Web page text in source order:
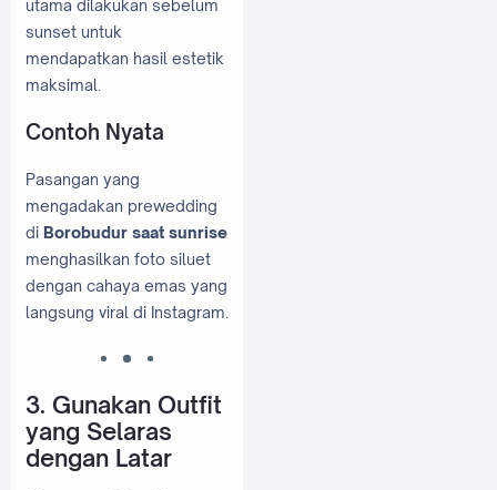
utama dilakukan sebelum
sunset untuk
mendapatkan hasil estetik
maksimal.
Contoh Nyata
Pasangan yang
mengadakan prewedding
di Borobudur saat sunrise
menghasilkan foto siluet
dengan cahaya emas yang
langsung viral di Instagram.
3. Gunakan Outfit
yang Selaras
dengan Latar